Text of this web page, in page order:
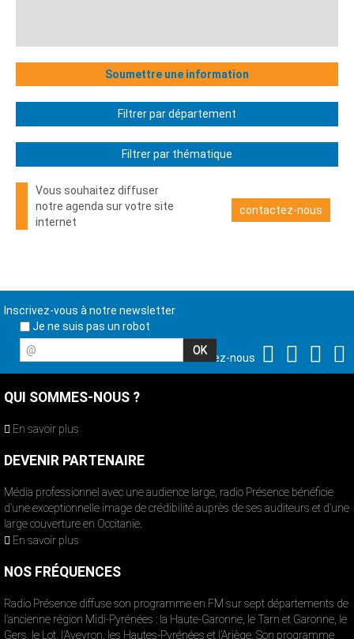
Soumettre une information
Filtrer par département
Filtrer par thématique
Vous souhaitez diffuser
notre agenda sur votre site
internet
contactez-nous
Inscrivez-vous à notre newsletter
Je ne suis pas un robot
@
Suivez-nous
QUI SOMMES-NOUS ?
En savoir plus
DEVENIR PARTENAIRE
Média professionnel avec une audience large, radio Présence bénéficie
d’une exceptionnelle image de crédibilité auprès de ses auditeurs et d’une
large couverture en Occitanie.
En savoir plus
NOS FRÉQUENCES
Radio Présence diffuse son programme en FM sur sept départements de
l’ancienne région Midi-Pyrénées : la Haute-Garonne, le Tarn et Garonne, le
Gers, le Lot, l’Aveyron, les Hautes-Pyrénées et l’Ariège. Son programme